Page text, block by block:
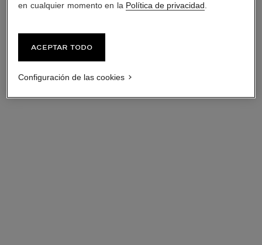
en cualquier momento en la Política de privacidad
Aceptar todo
Configuración de las cookies